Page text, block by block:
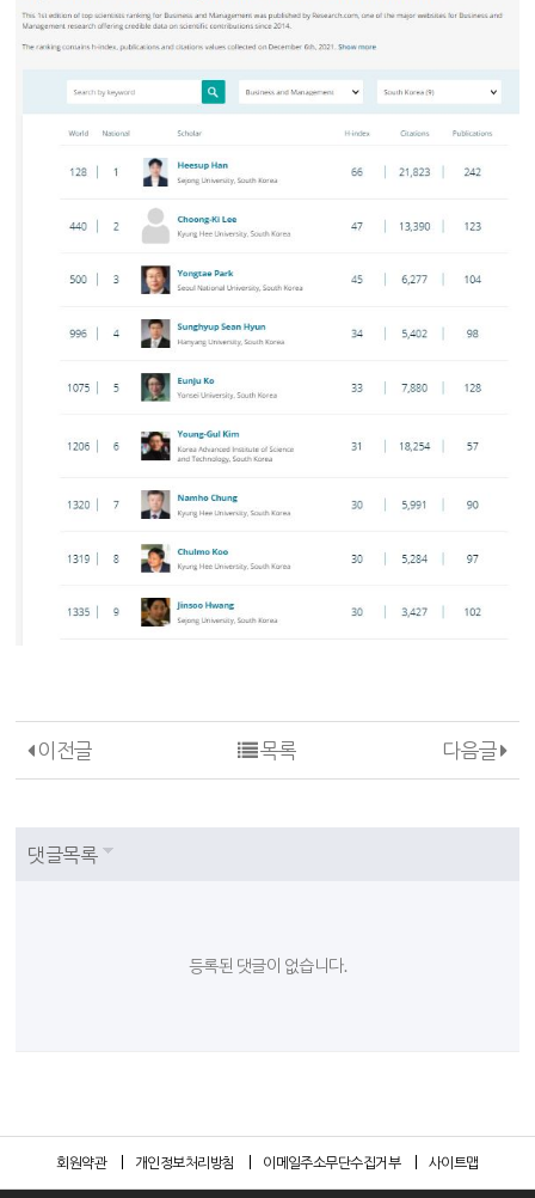
이전글 다음글
목록
댓글목록
등록된 댓글이 없습니다.
회원약관 개인정보처리방침 이메일주소무단수집거부 사이트맵